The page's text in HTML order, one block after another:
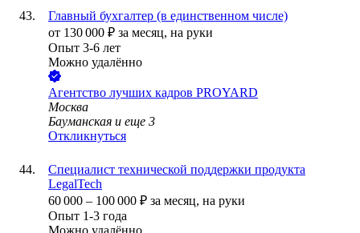
Главный бухгалтер (в единственном числе)
от 130 000 ₽ за месяц, на руки
Опыт 3-6 лет
Можно удалённо
Агентство лучших кадров PROYARD
Москва
Бауманская и еще 3
Откликнуться
Специалист технической поддержки продукта
LegalTech
60 000 – 100 000 ₽ за месяц, на руки
Опыт 1-3 года